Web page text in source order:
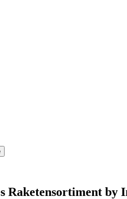
Raketensortiment by